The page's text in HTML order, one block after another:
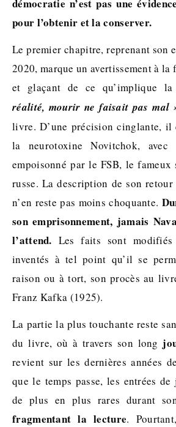
démocratie n’est pas une
pour l’obtenir et la conserver.
Le premier chapitre, reprenant son
2020, marque un avertissement à
et glaçant de ce qu’implique la
réalité, mourir ne faisait pas mal
livre. D’une précision cinglante, il
la neurotoxine Novitchok,
empoisonné par le FSB, le fameux
russe. La description de son retour
n’en reste pas moins choquante.
son emprisonnement, jamais
l’attend. Les faits sont modifiés
inventés à tel point qu’il se
raison ou à tort, son procès au
Franz Kafka (1925).
La partie la plus touchante reste
du livre, où à travers son long
revient sur les dernières années
que le temps passe, les entrées
de plus en plus rares durant
fragmentant la lecture.